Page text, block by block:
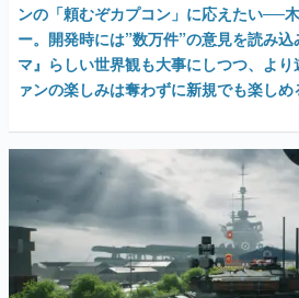
ンの「頼むぞカプコン」に応えたい──
ー。開発時には”数万件”の意見を読み
マ』らしい世界観も大事にしつつ、よ
ァンの楽しみは奪わずに新規でも楽し